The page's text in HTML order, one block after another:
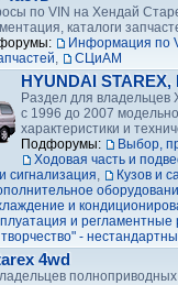
по VIN на Хендай
каталоги
Информация по
, СЦиАМ
HYUNDAI STAREX,
Раздел для владельцев
с 1996 до 2007
характеристики и
Подфорумы:
Выбор,
Ходовая часть и
сигнализация, Кузов и
и
и
-
4wd